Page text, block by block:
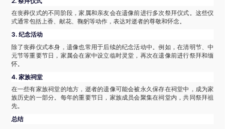
在丧葬仪式的不同阶段，家属和亲友会在遗像前进行多次祭拜仪式。这些仪
式通常包括上香、献花、鞠躬等动作，表达对逝者的尊敬和怀念。
3. 纪念活动
除了丧葬仪式本身，遗像也常用于后续的纪念活动中。例如，在清明节、中
元节等重要节日，家属会在家中设立临时灵堂，再次在遗像前进行祭拜和缅
怀。
4. 家族祠堂
在一些有家族祠堂的地方，逝者的遗像可能会被永久保存在祠堂中，成为家
族历史的一部分。每年的重要节日，家族成员会聚集在祠堂内，共同祭拜祖
先。
总结